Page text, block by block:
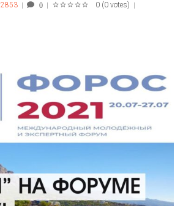
2853 0 0 (0 votes)